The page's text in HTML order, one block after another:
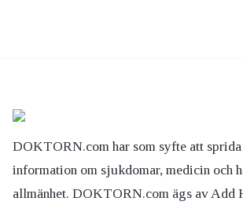
DOKTORN.com har som syfte att
information om sjukdomar, medicin och
allmänhet. DOKTORN.com ägs av Add